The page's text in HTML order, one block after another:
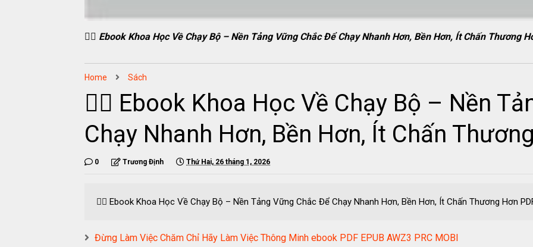
🏃‍♂️ Ebook Khoa Học Về Chạy Bộ – Nền Tảng Vững Chắc Để Chạy Nhanh Hơn, Bền Hơn, Ít Chấn Thương
Home Sách
🏃‍♂️ Ebook Khoa Học Về Chạy Bộ – Nền
Chạy Nhanh Hơn, Bền Hơn, Ít Chấn
0 Trương Định Thứ Hai, 26 tháng 1, 2026
🏃‍♂️ Ebook Khoa Học Về Chạy Bộ – Nền Tảng Vững Chắc Để Chạy Nhanh Hơn, Bền Hơn, Ít Chấn Thương Hơn
Đừng Làm Việc Chăm Chỉ Hãy Làm Việc Thông Minh ebook PDF EPUB AWZ3 PRC MOBI